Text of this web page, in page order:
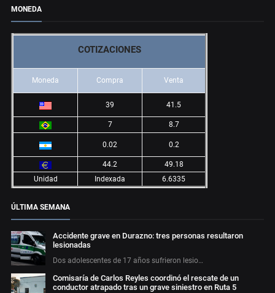
MONEDA
COTIZACIONES
Moneda Compra Venta
39 41.5
7 8.7
0.02 0.2
44.2
49.18
Unidad
Indexada 6.6335
ÚLTIMA SEMANA
Accidente grave en Durazno: tres personas resultaron
lesionadas
Dos adolescentes de 17 años sufrieron lesio…
Comisaría de Carlos Reyles coordinó el rescate de un
conductor atrapado tras un grave siniestro en Ruta 5